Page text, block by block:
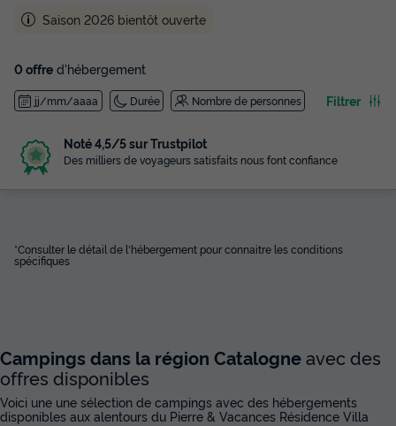
Saison 2026 bientôt ouverte
0 offre d'hébergement
jj/mm/aaaa Durée Nombre de personnes Filtrer
Noté 4,5/5 sur Trustpilot
Des milliers de voyageurs satisfaits nous font confiance
*Consulter le détail de l'hébergement pour connaitre les conditions
spécifiques
Campings dans la région Catalogneavec des
offres disponibles
Voici une une sélection de campings avec des hébergements
disponibles aux alentours du Pierre & Vacances Résidence Villa